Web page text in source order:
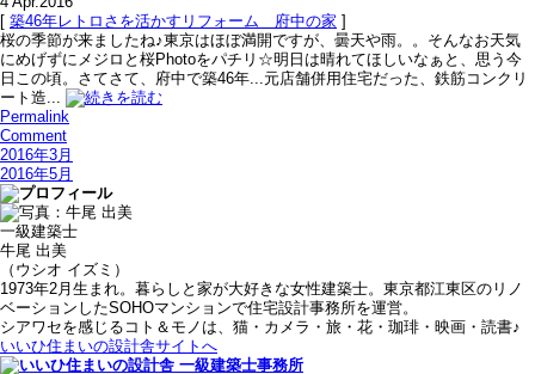
[ 築46年レトロさを活かすリフォーム＿府中の家 ]
桜の季節が来ましたね♪東京はほぼ満開ですが、曇天や雨。。そんなお天気
にめげずにメジロと桜Photoをパチリ☆明日は晴れてほしいなぁと、思う今
日この頃。さてさて、府中で築46年...元店舗併用住宅だった、鉄筋コンクリ
ート造...
Permalink
Comment
2016年3月
2016年5月
一級建築士
牛尾 出美
（ウシオ イズミ）
1973年2月生まれ。暮らしと家が大好きな女性建築士。東京都江東区のリノ
ベーションしたSOHOマンションで住宅設計事務所を運営。
シアワセを感じるコト＆モノは、猫・カメラ・旅・花・珈琲・映画・読書♪
いいひ住まいの設計舎サイトへ